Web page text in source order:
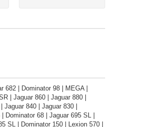
682 | Dominator 98 | MEGA |
| Jaguar 860 | Jaguar 880 |
840 | Jaguar 830 |
68 | Jaguar 695 SL |
SL | Dominator 150 | Lexion 570 |